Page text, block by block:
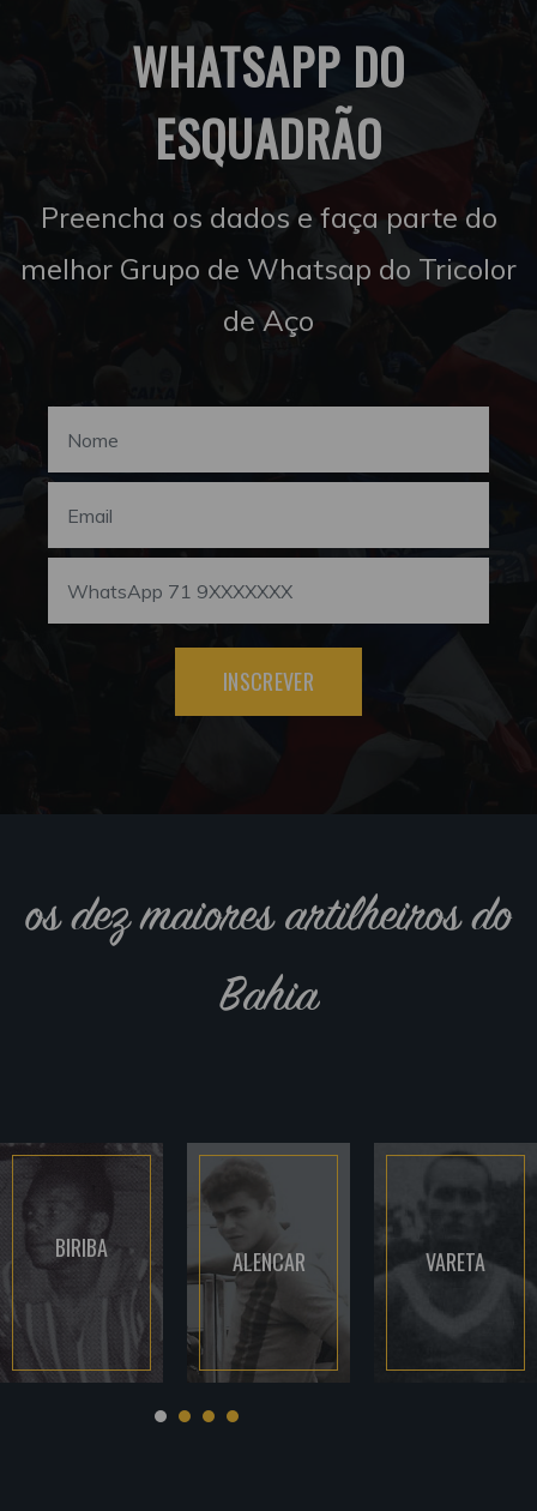
WHATSAPP DO
ESQUADRÃO
Preencha os dados e faça parte do
melhor Grupo de Whatsap do Tricolor
de Aço
INSCREVER
os dez maiores artilheiros do
Bahia
BIRIBA ALENCAR VARETA